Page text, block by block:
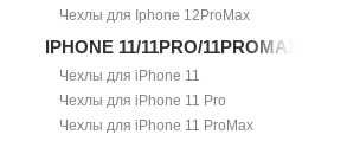
Чехлы для Iphone 12ProMax
IPHONE 11/11PRO/11PROMAX
Чехлы для iPhone 11
Чехлы для iPhone 11 Pro
Чехлы для iPhone 11 ProMax